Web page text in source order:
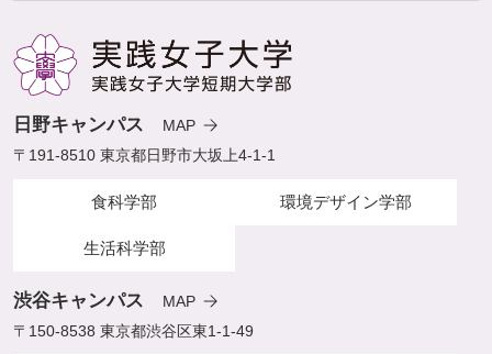
日野キャンパス
MAP
〒191-8510 東京都日野市大坂上4-1-1
食科学部 環境デザイン学部
生活科学部
渋谷キャンパス
MAP
〒150-8538 東京都渋谷区東1-1-49